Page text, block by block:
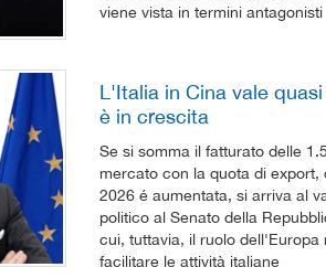
viene vista in termini antagonisti
L'Italia in Cina vale
è in crescita
Se si somma il fatturato delle
mercato con la quota di export,
2026 é aumentata, si arriva al
politico al Senato della
cui, tuttavia, il ruolo dell'Europa
facilitare le attività italiane